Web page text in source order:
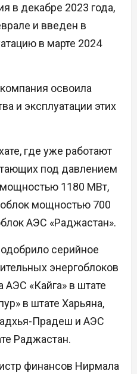
в декабре 2023 года,
и введен в
в марте 2024
освоила
и эксплуатации этих
где уже работают
под давлением
1180 МВт,
мощностью 700
АЭС «Раджастан».
серийное
энергоблоков
«Кайга» в штате
в штате Харьяна,
Прадеш и АЭС
Раджастан.
финансов Нирмала